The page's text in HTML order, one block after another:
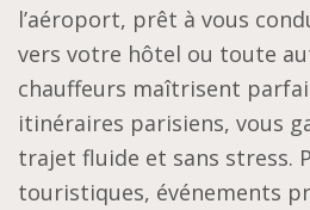
l’aéroport, prêt à vous
vers votre hôtel ou toute
chauffeurs maîtrisent
itinéraires parisiens, vous
trajet fluide et sans stress.
touristiques, événements